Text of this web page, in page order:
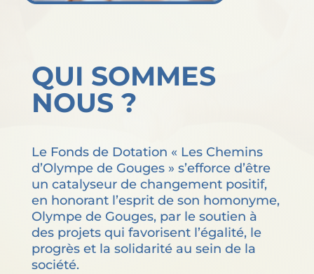
QUI SOMMES
NOUS ?
Le Fonds de Dotation « Les Chemins
d’Olympe de Gouges » s’efforce d’être
un catalyseur de changement positif,
en honorant l’esprit de son homonyme,
Olympe de Gouges, par le soutien à
des projets qui favorisent l’égalité, le
progrès et la solidarité au sein de la
société.